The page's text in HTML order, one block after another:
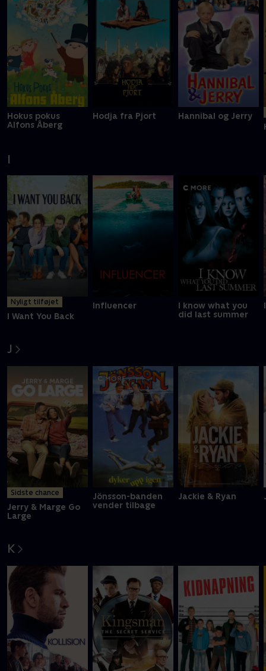
Hokus pokus
Alfons Åberg
Hodja fra Pjort
Hannibal og Jerry
I
Nyligt tilføjet
I Want You Back
Influencer
I know what you
did last summer
J
Sidste chance
Jerry & Marge Go
Large
Jönsson-banden
vender tilbage
Jackie & Ryan
K